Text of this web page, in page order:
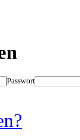
Passwort